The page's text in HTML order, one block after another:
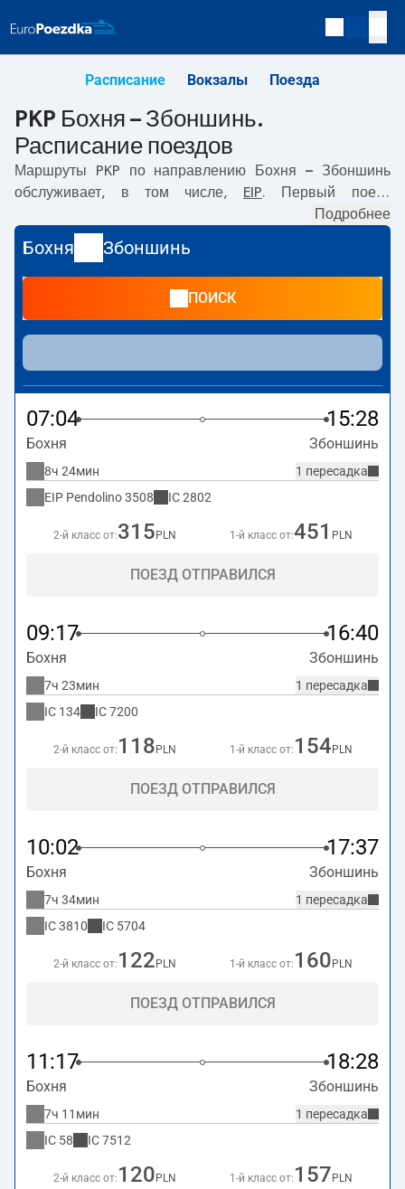
Расписание Вокзалы Поезда
PKP Бохня – Збоншинь.
Расписание поездов
Маршруты PKP по направлению
Бохня – Збоншинь
обслуживает, в том числе,
EIP. Первый поезд
с вокзала PKP Бохня по адресу
Księcia Józefa Poniatowskiego 29, Bochnia,
Бохня–Збоншиньтакже курсируют другие поезда:
предлагают более низкую цену билета и, как правило,
более долгое время в пути. Поезд заканчивает маршрут
на станции Збоншинь по адресу
Plac Dworcowy 4, 64-
Подробнее
Бохня Збоншинь
ПОИСК
07:04 15:28
Бохня Збоншинь
1 пересадка
8ч 24мин
EIP Pendolino3508 IC2802
2-й класс от:315 PLN 1-й класс от:451 PLN
ПОЕЗД ОТПРАВИЛСЯ
09:17 16:40
Бохня Збоншинь
1 пересадка
7ч 23мин
IC 134 IC7200
2-й класс от: 118 PLN 1-й класс от: 154 PLN
ПОЕЗД ОТПРАВИЛСЯ
10:02 17:37
Бохня Збоншинь
1 пересадка
7ч 34мин
IC3810 IC 5704
2-й класс от: 122 PLN 1-й класс от: 160 PLN
ПОЕЗД ОТПРАВИЛСЯ
11:17 18:28
Бохня Збоншинь
1 пересадка
7ч 11мин
IC 58 IC7512
2-й класс от: 120 PLN 1-й класс от: 157 PLN